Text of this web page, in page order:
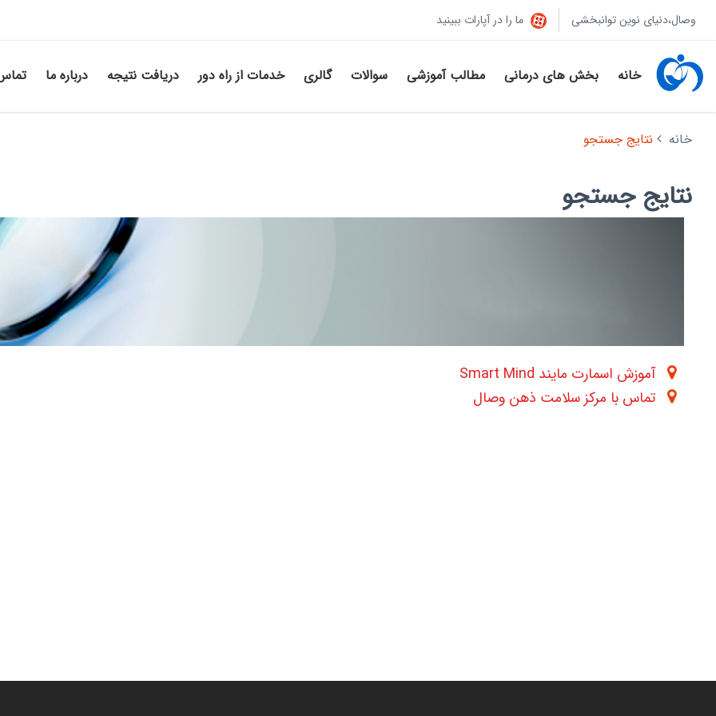
وصال،دنیای نوین توانبخشی ما را در آپارات ببینید
خانه بخش های درمانی مطالب آموزشی سوالات گالری خدمات از راه دور دریافت نتیجه درباره ما
خانه نتایج جستجو
نتایج جستجو
آموزش اسمارت مایند Smart Mind
تماس با مرکز سلامت ذهن وصال